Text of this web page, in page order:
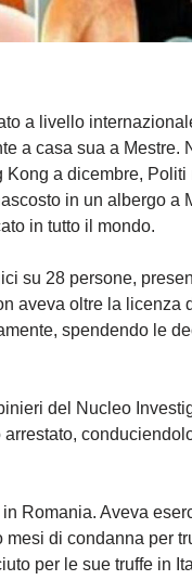
a livello
a casa sua a Mestre.
a dicembre, Politi
in un albergo a
in tutto il mondo.
su 28 persone,
aveva oltre la licenza
spendendo le
del Nucleo
Romania. Aveva
di condanna per
per le sue truffe in